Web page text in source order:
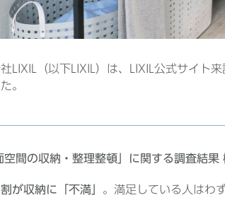
LIXIL（以下LIXIL）は、LIXIL公式サイト
。
空間の収納・整理整頓」に関する調査結果
が収納に「不満」 。満足している人はわ